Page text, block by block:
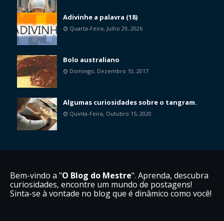
Adivinhe a palavra (18)
Quarta-Feira, Julho 29, 2026
Bolo australiano
Domingo, Dezembro 10, 2017
Algumas curiosidades sobre o tangram.
Quinta-Feira, Outubro 15, 2020
Bem-vindo a "O Blog do Mestre". Aprenda, descubra
curiosidades, encontre um mundo de postagens!
Sinta-se à vontade no blog que é dinâmico como você!